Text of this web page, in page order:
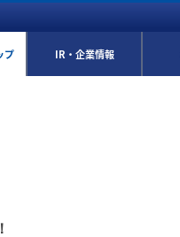
プ IR・企業情報